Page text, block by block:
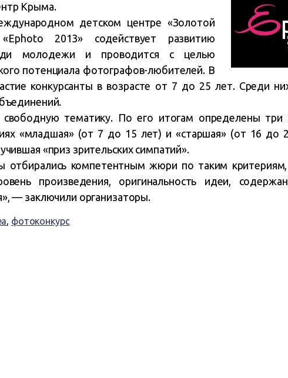
Крыма.
детском центре «Золотой
2013» содействует развитию
молодежи и проводится с целью
потенциала фотографов-любителей. В
конкурсанты в возрасте от 7 до 25 лет. Среди
тематику. По его итогам определены три
«младшая» (от 7 до 15 лет) и «старшая» (от 16
«приз зрительских симпатий».
отбирались компетентным жюри по таким
произведения, оригинальность идеи,
— заключили организаторы.
, фотоконкурс